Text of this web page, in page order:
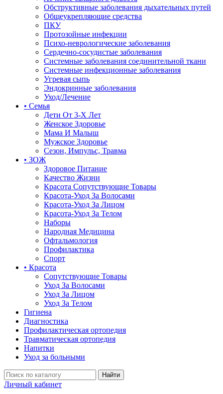
Обструктивные заболевания дыхательных путей
Общеукрепляющие средства
ПКУ
Протозойные инфекции
Психо-неврологические заболевания
Сердечно-сосудистые заболевания
Системные заболевания соединительной ткани
Системные инфекционные заболевания
Угревая сыпь
Эндокринные заболевания
Уход/Лечение
• Семья
Дети От 3-Х Лет
Женское Здоровье
Мама И Малыш
Мужское Здоровье
Сезон, Импульс, Травма
• ЗОЖ
Здоровое Питание
Качество Жизни
Красота Сопутствующие Товары
Красота-Уход За Волосами
Красота-Уход За Лицом
Красота-Уход За Телом
Наборы
Народная Медицина
Офтальмология
Профилактика
Спорт
• Красота
Сопутствующие Товары
Уход За Волосами
Уход За Лицом
Уход За Телом
Гигиена
Диагностика
Профилактическая ортопедия
Травматическая ортопедия
Напитки
Уход за больными
Найти
Личный кабинет